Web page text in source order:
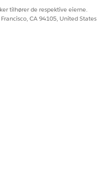
tilhører de respektive eierne.
CA 94105, United States